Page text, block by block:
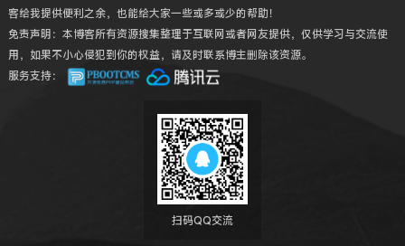
客给我提供便利之余，也能给大家一些或多或少的帮助！
免责声明：本博客所有资源搜集整理于互联网或者网友提供，仅供学习与交流使
用，如果不小心侵犯到你的权益，请及时联系博主删除该资源。
服务支持：
扫码QQ交流